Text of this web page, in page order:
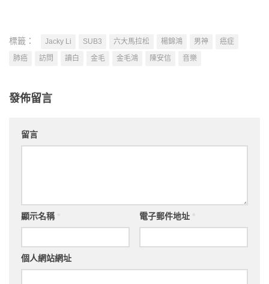
標籤： Jacky Li SUB3 六大馬拉松 楊錦鴻 男神
癌症
肺癌
訪問 讀白 金毛 金毛鴻 陳安信 音樂
發佈留言
留言
顯示名稱 電子郵件地址
個人網站網址